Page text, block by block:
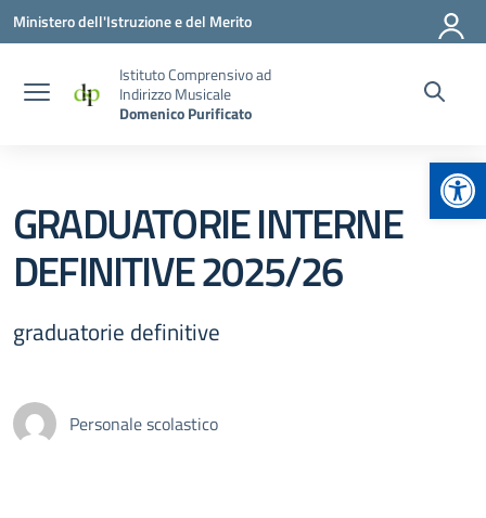
Vai ai contenuti
Vai al menu di navigazione
Vai al footer
Ministero dell'Istruzione e del Merito
Istituto Comprensivo ad
Indirizzo Musicale
Domenico Purificato
GRADUATORIE INTERNE
DEFINITIVE 2025/26
graduatorie definitive
Personale scolastico